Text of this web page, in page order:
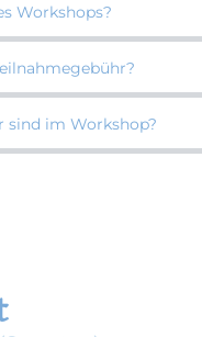
Workshops?
sind im Workshop?